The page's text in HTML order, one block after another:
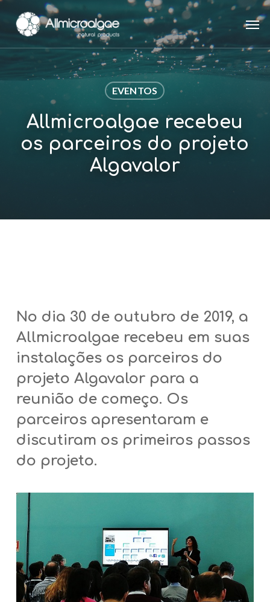
EVENTOS
Allmicroalgae recebeu
os parceiros do projeto
Algavalor
No dia 30 de outubro de 2019, a
Allmicroalgae recebeu em suas
instalações os parceiros do
projeto Algavalor para a
reunião de começo. Os
parceiros apresentaram e
discutiram os primeiros passos
do projeto.